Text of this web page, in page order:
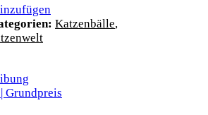
Katzenbälle,
Grundpreis